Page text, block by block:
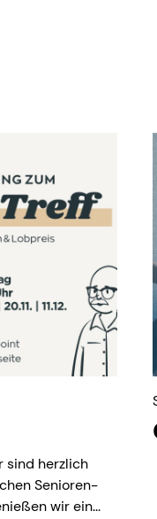
sind herzlich
Senioren-
wir ein...